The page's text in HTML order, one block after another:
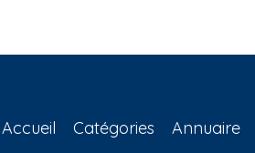
Accueil Catégories Annuaire